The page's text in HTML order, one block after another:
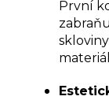
První